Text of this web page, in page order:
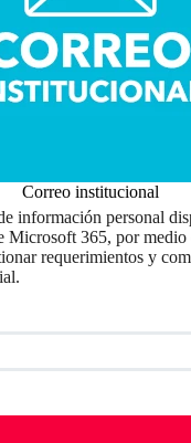
Correo institucional
información personal
Microsoft 365, por medio
requerimientos y